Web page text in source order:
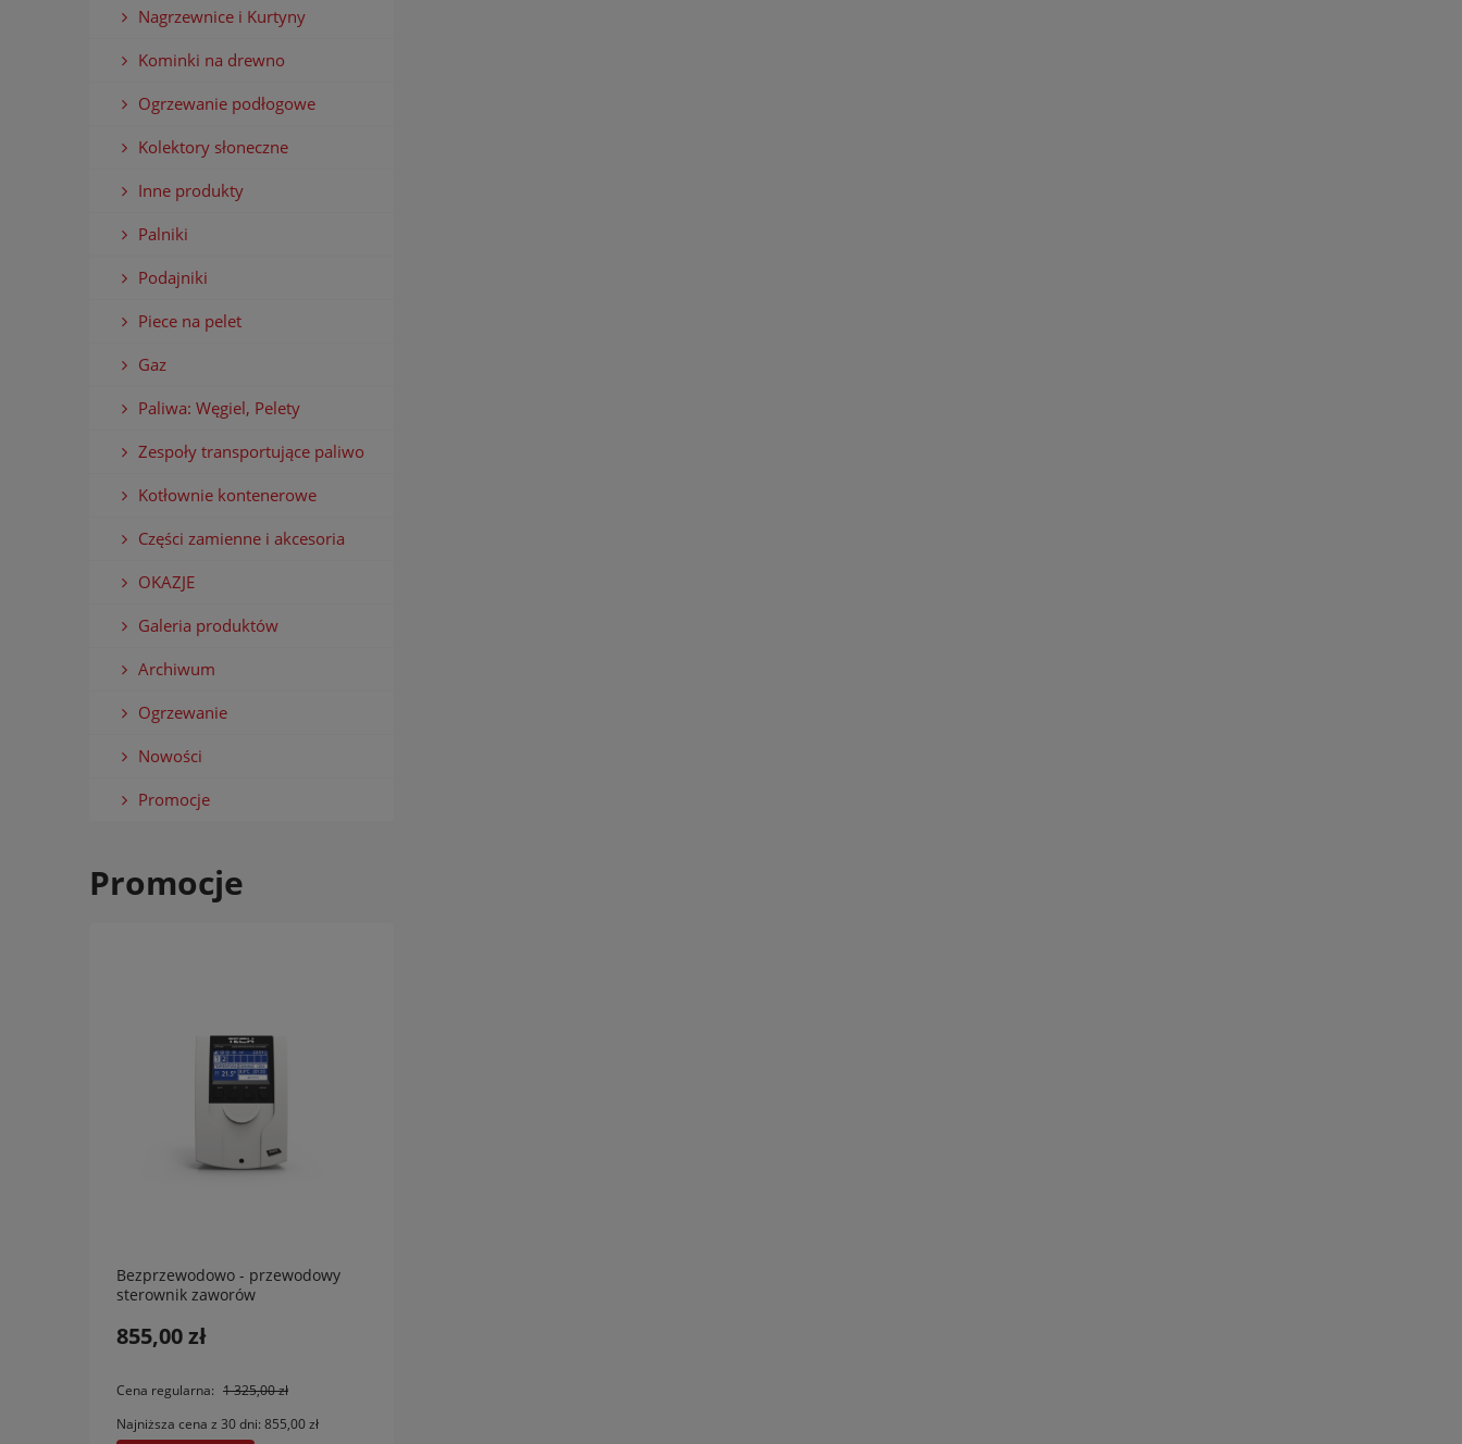
Nagrzewnice i Kurtyny
Kominki na drewno
Ogrzewanie podłogowe
Kolektory słoneczne
Inne produkty
Palniki
Podajniki
Piece na pelet
Gaz
Paliwa: Węgiel, Pelety
Zespoły transportujące paliwo
Kotłownie kontenerowe
Części zamienne i akcesoria
OKAZJE
Galeria produktów
Archiwum
Ogrzewanie
Nowości
Promocje
Promocje
Bezprzewodowo - przewodowy
sterownik zaworów
855,00 zł
Cena regularna: 1 325,00 zł
Najniższa cena z 30 dni: 855,00 zł